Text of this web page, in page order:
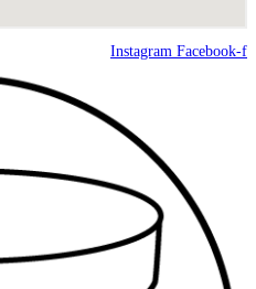
Instagram